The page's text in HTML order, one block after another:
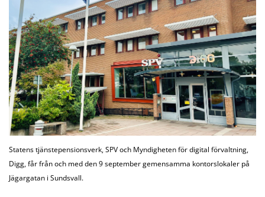
Statens tjänstepensionsverk, SPV och Myndigheten för digital förvaltning,
Digg, får från och med den 9 september gemensamma kontorslokaler på
Jägargatan i Sundsvall.